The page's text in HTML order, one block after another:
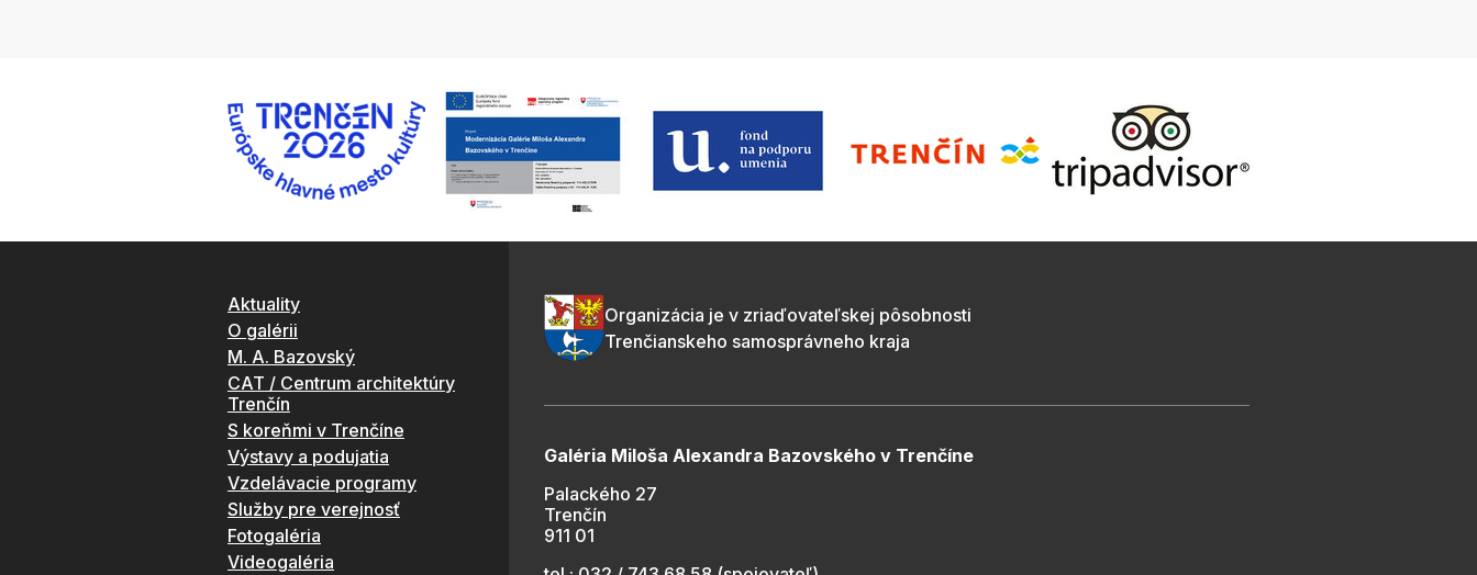
Aktuality
O galérii
M. A. Bazovský
CAT / Centrum architektúry
Trenčín
S koreňmi v Trenčíne
Výstavy a podujatia
Vzdelávacie programy
Služby pre verejnosť
Fotogaléria
Videogaléria
Organizácia je v zriaďovateľskej pôsobnosti
Trenčianskeho samosprávneho kraja
Galéria Miloša Alexandra Bazovského v Trenčíne
Palackého 27
Trenčín
911 01